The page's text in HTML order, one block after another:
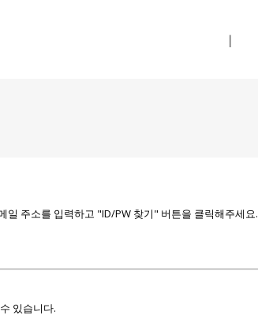
|
일 주소를 입력하고 "ID/PW 찾기" 버튼을 클릭해주세요.
있습니다.